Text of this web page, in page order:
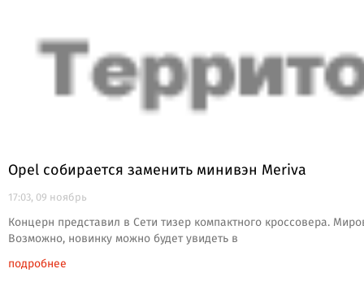
Opel собирается заменить минивэн Meriva
17:03, 09 ноябрь
Концерн представил в Сети тизер компактного кроссовера.
Возможно, новинку можно будет увидеть в
подробнее